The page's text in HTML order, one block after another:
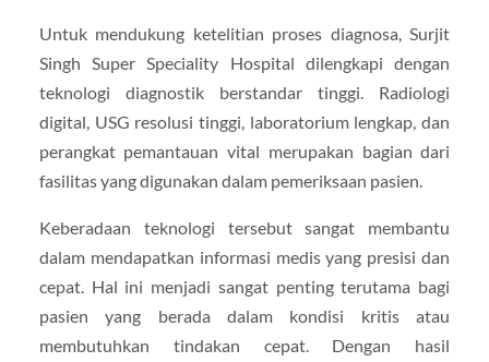
Untuk mendukung ketelitian proses diagnosa, Surjit
Singh Super Speciality Hospital dilengkapi dengan
teknologi diagnostik berstandar tinggi. Radiologi
digital, USG resolusi tinggi, laboratorium lengkap, dan
perangkat pemantauan vital merupakan bagian dari
fasilitas yang digunakan dalam pemeriksaan pasien.
Keberadaan teknologi tersebut sangat membantu
dalam mendapatkan informasi medis yang presisi dan
cepat. Hal ini menjadi sangat penting terutama bagi
pasien yang berada dalam kondisi kritis atau
membutuhkan tindakan cepat. Dengan hasil